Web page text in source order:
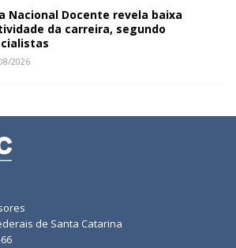
Nacional Docente revela baixa
da carreira, segundo
2026
de Santa Catarina